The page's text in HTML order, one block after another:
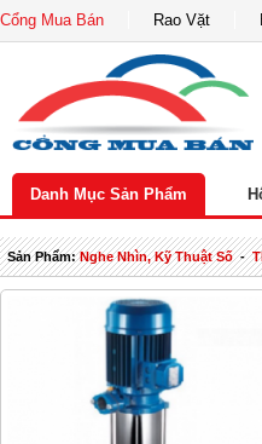
Cổng Mua Bán Rao Vặt
Danh Mục Sản Phẩm
Sản Phẩm:Nghe Nhìn, Kỹ Thuật Số-